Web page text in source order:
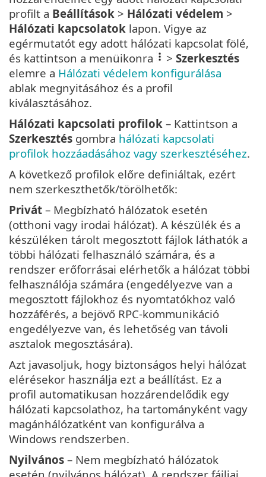
profilt a Beállítások > Hálózati védelem >
Hálózati kapcsolatok lapon. Vigye az
egérmutatót egy adott hálózati kapcsolat fölé,
és kattintson a menüikonra
> Szerkesztés
elemre a Hálózati védelem konfigurálása
ablak megnyitásához és a profil
kiválasztásához.
Hálózati kapcsolati profilok – Kattintson a
Szerkesztés gombra hálózati kapcsolati
profilok hozzáadásához vagy szerkesztéséhez.
A következő profilok előre definiáltak, ezért
nem szerkeszthetők/törölhetők:
Privát – Megbízható hálózatok esetén
(otthoni vagy irodai hálózat). A készülék és a
készüléken tárolt megosztott fájlok láthatók a
többi hálózati felhasználó számára, és a
rendszer erőforrásai elérhetők a hálózat többi
felhasználója számára (engedélyezve van a
megosztott fájlokhoz és nyomtatókhoz való
hozzáférés, a bejövő RPC-kommunikáció
engedélyezve van, és lehetőség van távoli
asztalok megosztására).
Azt javasoljuk, hogy biztonságos helyi hálózat
elérésekor használja ezt a beállítást. Ez a
profil automatikusan hozzárendelődik egy
hálózati kapcsolathoz, ha tartományként vagy
magánhálózatként van konfigurálva a
Windows rendszerben.
Nyilvános – Nem megbízható hálózatok